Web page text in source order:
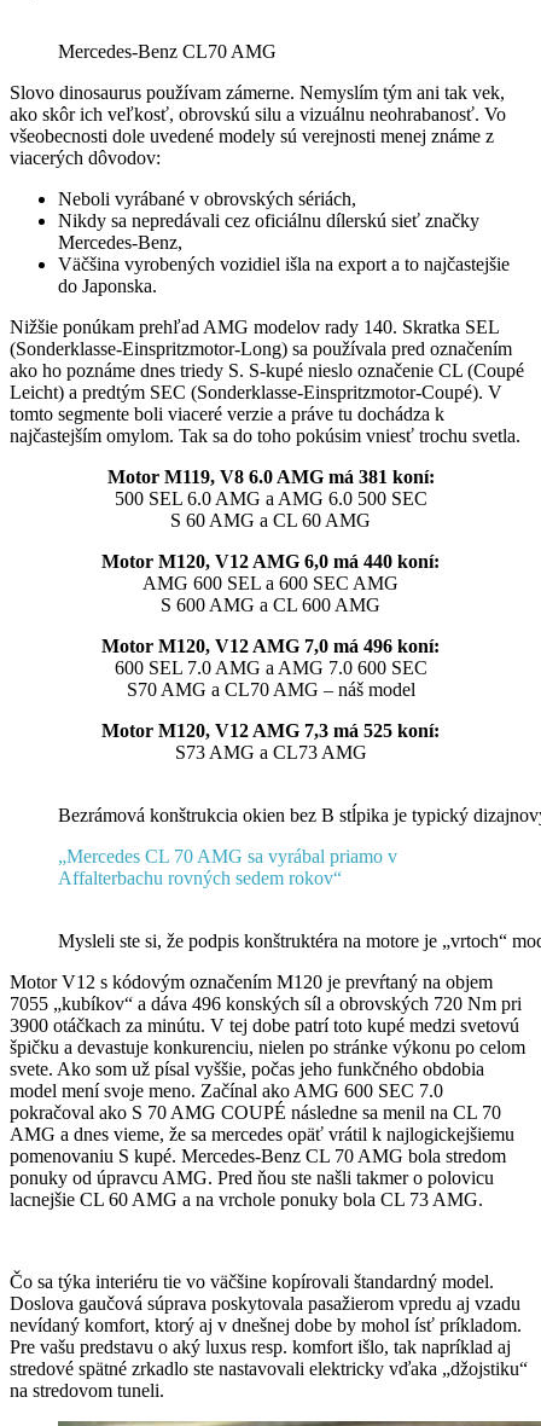
Mercedes-Benz CL70 AMG
Slovo dinosaurus používam zámerne. Nemyslím tým ani tak vek,
ako skôr ich veľkosť, obrovskú silu a vizuálnu neohrabanosť. Vo
všeobecnosti dole uvedené modely sú verejnosti menej známe z
viacerých dôvodov:
Neboli vyrábané v obrovských sériách,
Nikdy sa nepredávali cez oficiálnu dílerskú sieť značky
Mercedes-Benz,
Väčšina vyrobených vozidiel išla na export a to najčastejšie
do Japonska.
Nižšie ponúkam prehľad AMG modelov rady 140. Skratka SEL
(Sonderklasse-Einspritzmotor-Long) sa používala pred označením
ako ho poznáme dnes triedy S. S-kupé nieslo označenie CL (Coupé
Leicht) a predtým SEC (Sonderklasse-Einspritzmotor-Coupé). V
tomto segmente boli viaceré verzie a práve tu dochádza k
najčastejším omylom. Tak sa do toho pokúsim vniesť trochu svetla.
Motor M119, V8 6.0 AMG má 381 koní:
500 SEL 6.0 AMG a AMG 6.0 500 SEC
S 60 AMG a CL 60 AMG
Motor M120, V12 AMG 6,0 má 440 koní:
AMG 600 SEL a 600 SEC AMG
S 600 AMG a CL 600 AMG
Motor M120, V12 AMG 7,0 má 496 koní:
600 SEL 7.0 AMG a AMG 7.0 600 SEC
S70 AMG a CL70 AMG – náš model
Motor M120, V12 AMG 7,3 má 525 koní:
S73 AMG a CL73 AMG
Bezrámová konštrukcia okien bez B stĺpika je typický
„Mercedes CL 70 AMG sa vyrábal priamo v
Affalterbachu rovných sedem rokov“
Mysleli ste si, že podpis konštruktéra na motore je „vrtoch“
Motor V12 s kódovým označením M120 je prevŕtaný na objem
7055 „kubíkov“ a dáva 496 konských síl a obrovských 720 Nm pri
3900 otáčkach za minútu. V tej dobe patrí toto kupé medzi svetovú
špičku a devastuje konkurenciu, nielen po stránke výkonu po celom
svete. Ako som už písal vyššie, počas jeho funkčného obdobia
model mení svoje meno. Začínal ako AMG 600 SEC 7.0
pokračoval ako S 70 AMG COUPÉ následne sa menil na CL 70
AMG a dnes vieme, že sa mercedes opäť vrátil k najlogickejšiemu
pomenovaniu S kupé. Mercedes-Benz CL 70 AMG bola stredom
ponuky od úpravcu AMG. Pred ňou ste našli takmer o polovicu
lacnejšie CL 60 AMG a na vrchole ponuky bola CL 73 AMG.
Čo sa týka interiéru tie vo väčšine kopírovali štandardný model.
Doslova gaučová súprava poskytovala pasažierom vpredu aj vzadu
nevídaný komfort, ktorý aj v dnešnej dobe by mohol ísť príkladom.
Pre vašu predstavu o aký luxus resp. komfort išlo, tak napríklad aj
stredové spätné zrkadlo ste nastavovali elektricky vďaka „džojstiku“
na stredovom tuneli.